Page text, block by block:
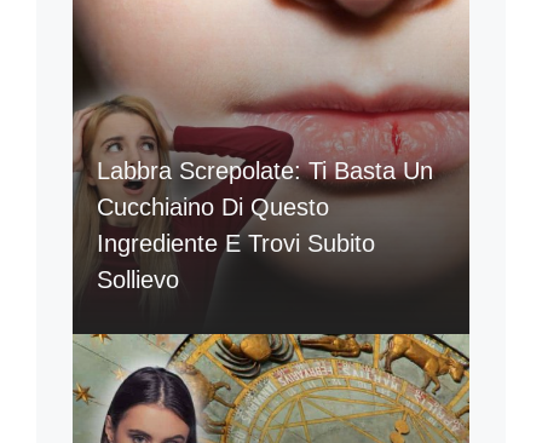
Labbra Screpolate: Ti Basta Un
Cucchiaino Di Questo
Ingrediente E Trovi Subito
Sollievo